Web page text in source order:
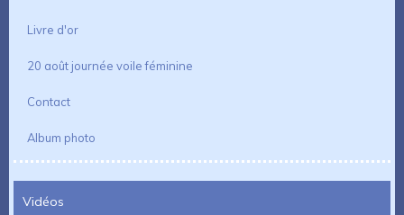
Livre d'or
20 août journée voile féminine
Contact
Album photo
Vidéos